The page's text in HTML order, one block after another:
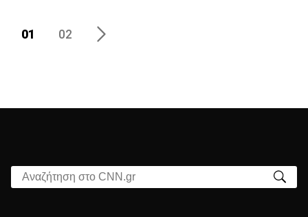
01 02
Αναζήτηση στο CNN.gr